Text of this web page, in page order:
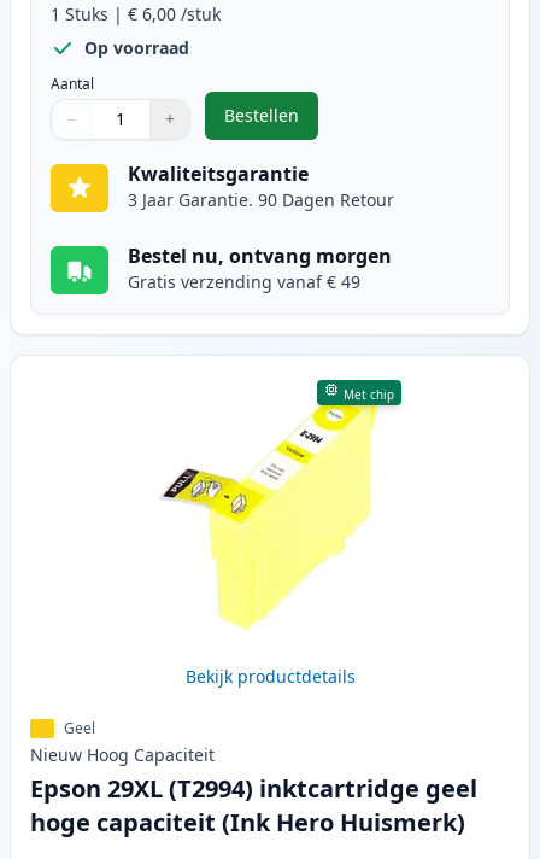
1 Stuks | € 6,00 /stuk
Op voorraad
Aantal
Gebruik de knoppen om aan te passen
− +
1
Bestellen
,Epson 29XL (T2993)
Kwaliteitsgarantie
3 Jaar Garantie. 90 Dagen Retour
Bestel nu, ontvang morgen
Gratis verzending vanaf € 49
Met chip
Bekijk productdetails
Geel
Nieuw Hoog Capaciteit
Epson 29XL (T2994) inktcartridge geel
hoge capaciteit (Ink Hero Huismerk)